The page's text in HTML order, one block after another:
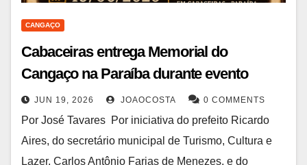
CANGAÇO
Cabaceiras entrega Memorial do
Cangaço na Paraíba durante evento
JUN 19, 2026 JOAOCOSTA 0 COMMENTS
Por José Tavares Por iniciativa do prefeito Ricardo
Aires, do secretário municipal de Turismo, Cultura e
Lazer, Carlos Antônio Farias de Menezes, e do